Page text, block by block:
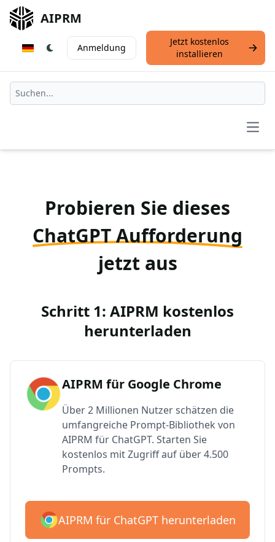
AIPRM
Anmeldung
Jetzt kostenlos
installieren
Probieren Sie dieses
ChatGPT Aufforderung
jetzt aus
Schritt 1: AIPRM kostenlos
herunterladen
AIPRM für Google Chrome
Über 2 Millionen Nutzer schätzen die
umfangreiche Prompt-Bibliothek von
AIPRM für ChatGPT. Starten Sie
kostenlos mit Zugriff auf über 4.500
Prompts.
AIPRM für ChatGPT herunterladen